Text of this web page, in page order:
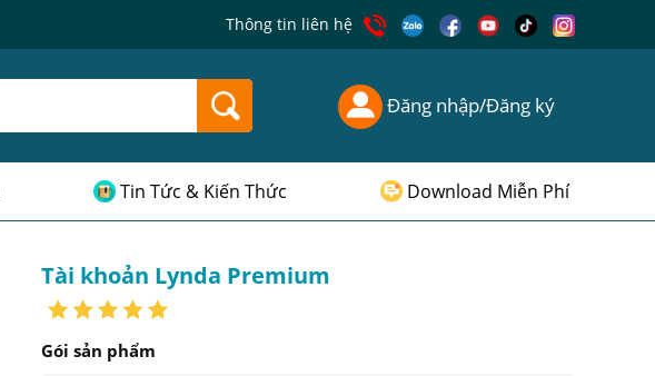
Thông tin liên hệ
Đăng nhập/Đăng ký
Tin Tức & Kiến Thức Download Miễn Phí
Tài khoản Lynda Premium
Gói sản phẩm